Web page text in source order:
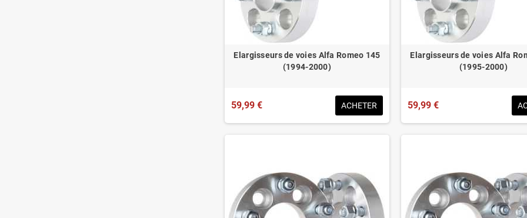
Elargisseurs de voies Alfa Romeo 145
(1994-2000)
59,99 € ACHETER
Elargisseurs de voies Alfa
(1995-2000)
59,99 €